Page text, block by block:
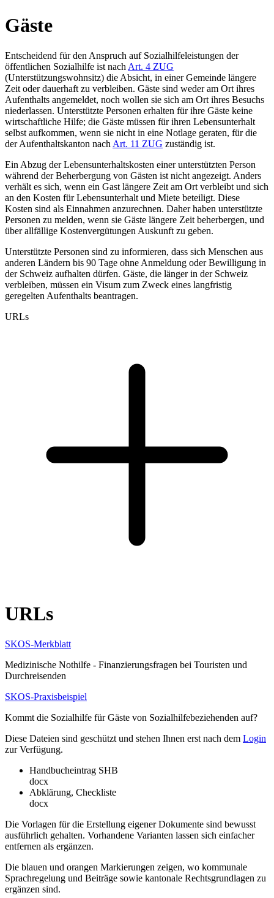
Gäste
Entscheidend für den Anspruch auf Sozialhilfeleistungen der
öffentlichen Sozialhilfe ist nach Art. 4 ZUG
(Unterstützungswohnsitz) die Absicht, in einer Gemeinde längere
Zeit oder dauerhaft zu verbleiben. Gäste sind weder am Ort ihres
Aufenthalts angemeldet, noch wollen sie sich am Ort ihres Besuchs
niederlassen. Unterstützte Personen erhalten für ihre Gäste keine
wirtschaftliche Hilfe; die Gäste müssen für ihren Lebensunterhalt
selbst aufkommen, wenn sie nicht in eine Notlage geraten, für die
der Aufenthaltskanton nach Art. 11 ZUG zuständig ist.
Ein Abzug der Lebensunterhaltskosten einer unterstützten Person
während der Beherbergung von Gästen ist nicht angezeigt. Anders
verhält es sich, wenn ein Gast längere Zeit am Ort verbleibt und sich
an den Kosten für Lebensunterhalt und Miete beteiligt. Diese
Kosten sind als Einnahmen anzurechnen. Daher haben unterstützte
Personen zu melden, wenn sie Gäste längere Zeit beherbergen, und
über allfällige Kostenvergütungen Auskunft zu geben.
Unterstützte Personen sind zu informieren, dass sich Menschen aus
anderen Ländern bis 90 Tage ohne Anmeldung oder Bewilligung in
der Schweiz aufhalten dürfen. Gäste, die länger in der Schweiz
verbleiben, müssen ein Visum zum Zweck eines langfristig
geregelten Aufenthalts beantragen.
URLs
URLs
SKOS-Merkblatt
Medizinische Nothilfe - Finanzierungsfragen bei Touristen und
Durchreisenden
SKOS-Praxisbeispiel
Kommt die Sozialhilfe für Gäste von Sozialhilfebeziehenden auf?
Diese Dateien sind geschützt und stehen Ihnen erst nach dem Login
zur Verfügung.
Handbucheintrag SHB
docx
Abklärung, Checkliste
docx
Die Vorlagen für die Erstellung eigener Dokumente sind bewusst
ausführlich gehalten. Vorhandene Varianten lassen sich einfacher
entfernen als ergänzen.
Die blauen und orangen Markierungen zeigen, wo kommunale
Sprachregelung und Beiträge sowie kantonale Rechtsgrundlagen zu
ergänzen sind.